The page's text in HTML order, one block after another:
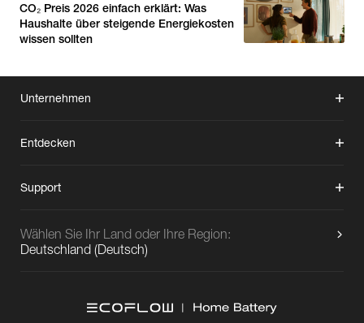
CO₂ Preis 2026 einfach erklärt: Was
Haushalte über steigende Energiekosten
wissen sollten
Unternehmen
Entdecken
Support
Wählen Sie Ihr Land oder Ihre Region:
Deutschland (Deutsch)